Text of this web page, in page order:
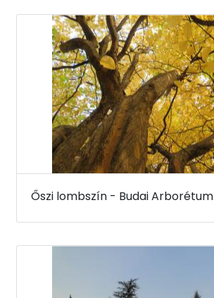
Őszi lombszín - Budai Arborétum